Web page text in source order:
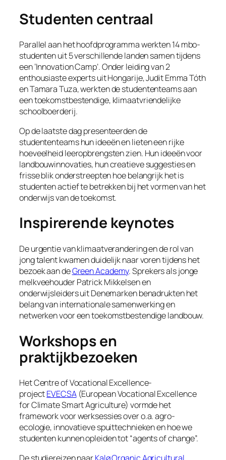
Studenten centraal
Parallel aan het hoofdprogramma werkten 14 mbo-
studenten uit 5 verschillende landen samen tijdens
een ‘Innovation Camp’. Onder leiding van 2
enthousiaste experts uit Hongarije, Judit Emma Tóth
en Tamara Tuza, werkten de studententeams aan
een toekomstbestendige, klimaatvriendelijke
schoolboerderij.
Op de laatste dag presenteerden de
studententeams hun ideeën en lieten een rijke
hoeveelheid leeropbrengsten zien. Hun ideeën voor
landbouwinnovaties, hun creatieve suggesties en
frisse blik onderstreepten hoe belangrijk het is
studenten actief te betrekken bij het vormen van het
onderwijs van de toekomst.
Inspirerende keynotes
De urgentie van klimaatverandering en de rol van
jong talent kwamen duidelijk naar voren tijdens het
bezoek aan deGreen Academy. Sprekers als jonge
melkveehouder Patrick Mikkelsen en
onderwijsleiders uit Denemarken benadrukten het
belang van internationale samenwerking en
netwerken voor een toekomstbestendige landbouw.
Workshops en
praktijkbezoeken
Het Centre of Vocational Excellence-
projectEVECSA(European Vocational Excellence
for Climate Smart Agriculture) vormde het
framework voor werksessies over o.a. agro-
ecologie, innovatieve spuittechnieken en hoe we
studenten kunnen opleiden tot “agents of change”.